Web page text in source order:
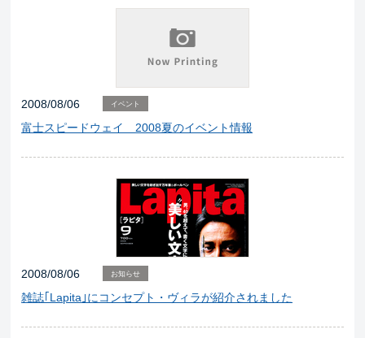
2008/08/06 イベント
富士スピードウェイ 2008夏のイベント情報
2008/08/06 お知らせ
雑誌｢Lapita｣にコンセプト・ヴィラが紹介されました